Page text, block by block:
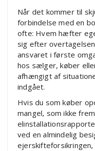
Når det kommer til
forbindelse med en
ofte: Hvem hæfter
sig efter
ansvaret i første
hos sælger, køber
afhængigt af
indgået.
Hvis du som køber
mangel, som ikke
ved en almindelig
ejerskifteforsikringen,